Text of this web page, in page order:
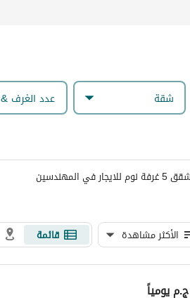
شقة
شقق 5 غرفة نوم للايجار في المهندسين
الأكثر مشاهدة قائمة
ج.ميومياً